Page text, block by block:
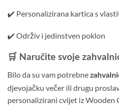
✔️ Personalizirana kartica s
✔️ Održiv i jedinstven poklon
🛒 Naručite svoje
Bilo da su vam potrebne
djevojačku večer ili drugu
personalizirani cvijet iz